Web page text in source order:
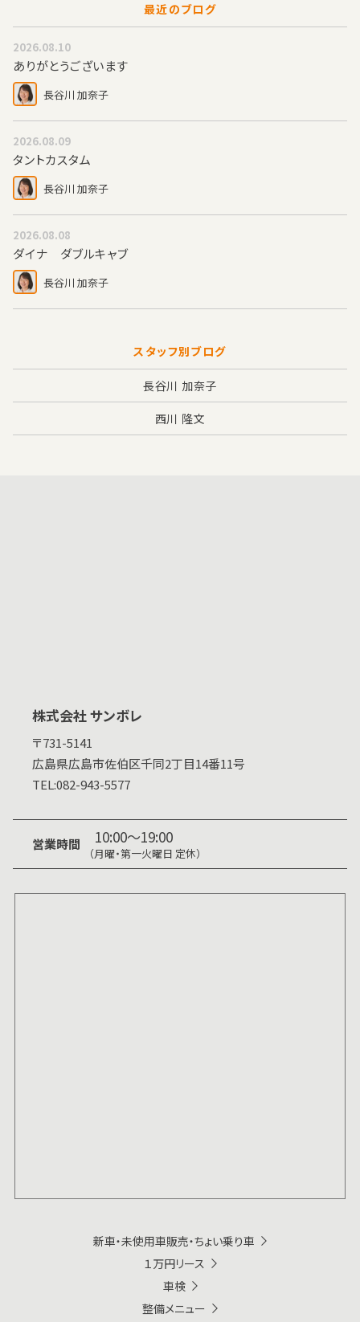
最近のブログ
2026.08.10
ありがとうございます
長谷川 加奈子
2026.08.09
タントカスタム
長谷川 加奈子
2026.08.08
ダイナ ダブルキャブ
長谷川 加奈子
スタッフ別ブログ
長谷川 加奈子
西川 隆文
株式会社 サンボレ
〒731-5141
広島県広島市佐伯区千同2丁目14番11号
TEL:082-943-5577
営業時間 10:00～19:00
（月曜・第一火曜日 定休）
新車・未使用車販売・ちょい乗り車
１万円リース
車検
整備メニュー